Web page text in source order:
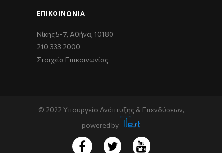
ΕΠΙΚΟΙΝΩΝΊΑ
Νίκης 5-7, Αθήνα, 10180
210 333 2000
Στοιχεία Επικοινωνίας
© 2022 Υπουργείο Ανάπτυξης & Επενδύσεων,
powered by